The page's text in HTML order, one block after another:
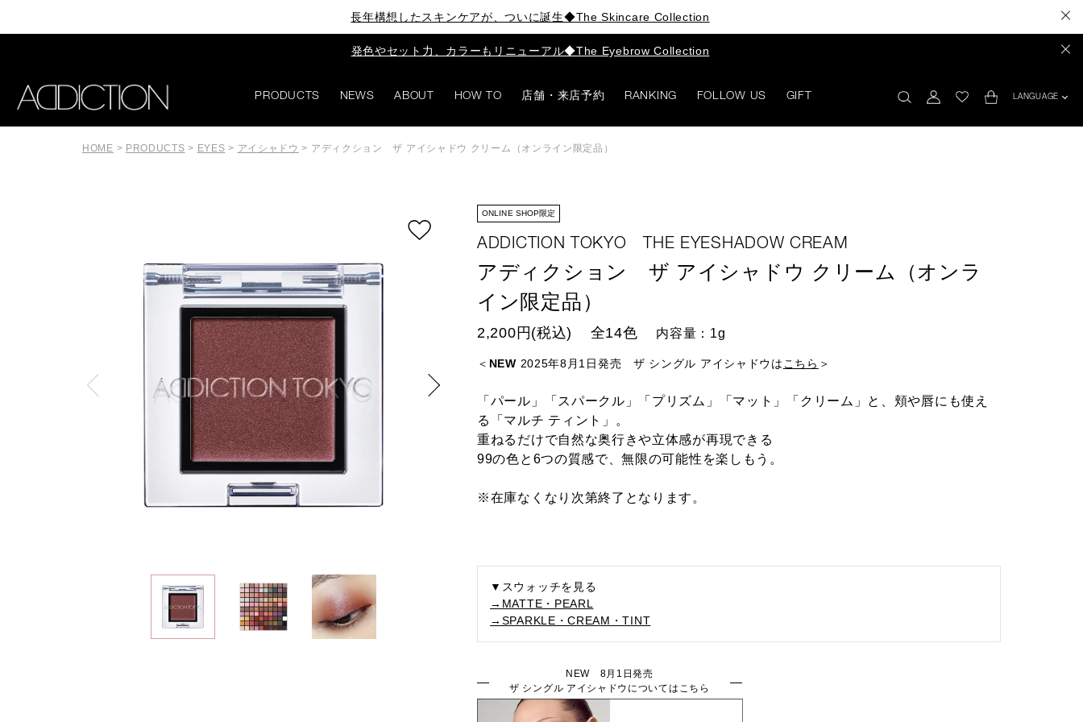
長年構想したスキンケアが、ついに誕生◆The Skincare Collection
発色やセット力、カラーもリニューアル◆The Eyebrow Collection
PRODUCTS NEWS ABOUT HOW TO 店舗・来店予約 RANKING FOLLOW US GIFT LANGUAGE
HOME > PRODUCTS > EYES > アイシャドウ > アディクション ザ アイシャドウ クリーム（オンライン限定品）
ONLINE SHOP限定
ADDICTION TOKYO THE EYESHADOW CREAM
アディクション ザ アイシャドウ クリーム（オンラ
イン限定品）
2,200円(税込) 全14色 内容量：1g
＜ NEW 2025年8月1日発売 ザ シングル アイシャドウはこちら ＞
「パール」「スパークル」「プリズム」「マット」「クリーム」と、頬や唇にも使え
る「マルチ ティント」。
重ねるだけで自然な奥行きや立体感が再現できる
99の色と6つの質感で、無限の可能性を楽しもう。
※在庫なくなり次第終了となります。
▼スウォッチを見る
→MATTE・PEARL
→SPARKLE・CREAM・TINT
NEW 8月1日発売
ザ シングル アイシャドウについてはこちら